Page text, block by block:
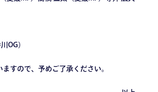
OG）
すので、予めご了承ください。